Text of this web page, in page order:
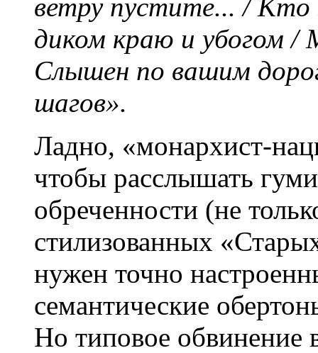
ветру пустите... /
диком краю и убогом /
Слышен по вашим
шагов».
Ладно, «монархист-
чтобы расслышать
обреченности (не
стилизованных
нужен точно
семантические
Но типовое обвинение